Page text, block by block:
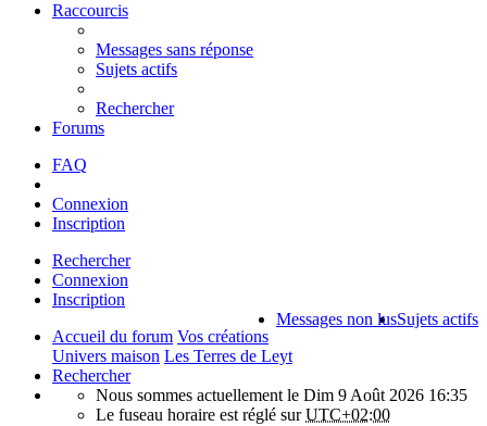
Raccourcis
Messages sans réponse
Sujets actifs
Rechercher
Forums
FAQ
Connexion
Inscription
Rechercher
Connexion
Inscription
Sujets actifs
Messages non lus
Accueil du forum Vos créations
Univers maison Les Terres de Leyt
Rechercher
Nous sommes actuellement le Dim 9 Août 2026 16:35
Le fuseau horaire est réglé surUTC+02:00